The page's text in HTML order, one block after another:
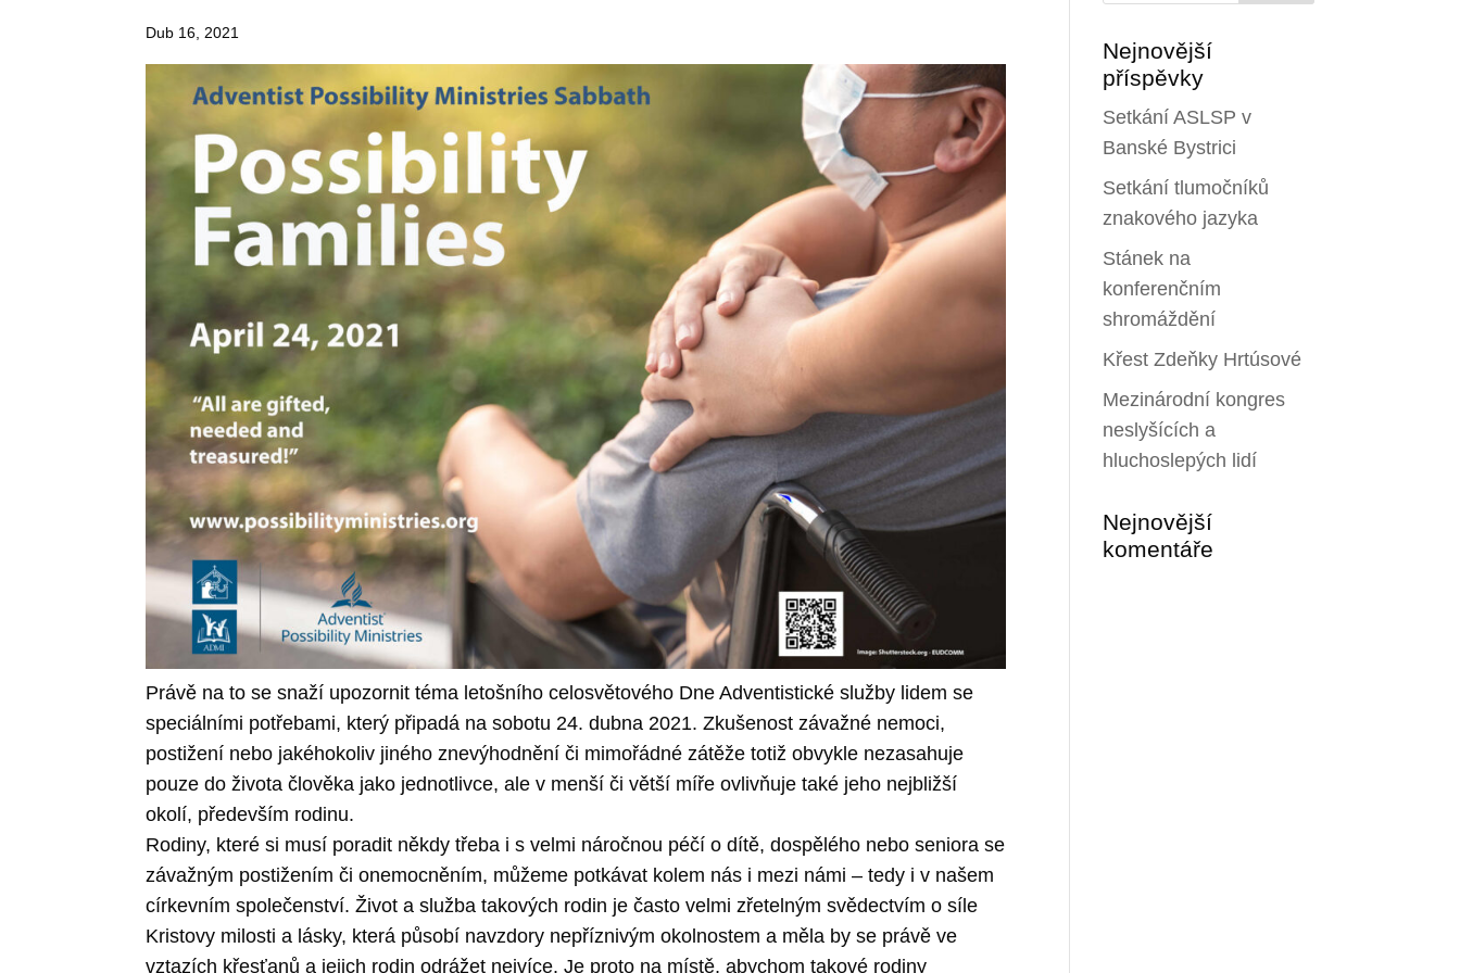
Dub 16, 2021
Právě na to se snaží upozornit téma letošního celosvětového Dne Adventistické služby lidem se
speciálními potřebami, který připadá na sobotu 24. dubna 2021. Zkušenost závažné nemoci,
postižení nebo jakéhokoliv jiného znevýhodnění či mimořádné zátěže totiž obvykle nezasahuje
pouze do života člověka jako jednotlivce, ale v menší či větší míře ovlivňuje také jeho nejbližší
okolí, především rodinu.
Rodiny, které si musí poradit někdy třeba i s velmi náročnou péčí o dítě, dospělého nebo seniora se
závažným postižením či onemocněním, můžeme potkávat kolem nás i mezi námi – tedy i v našem
církevním společenství. Život a služba takových rodin je často velmi zřetelným svědectvím o síle
Kristovy milosti a lásky, která působí navzdory nepříznivým okolnostem a měla by se právě ve
vztazích křesťanů a jejich rodin odrážet nejvíce. Je proto na místě, abychom takové rodiny
Nejnovější
příspěvky
Setkání ASLSP v
Banské Bystrici
Setkání tlumočníků
znakového jazyka
Stánek na
konferenčním
shromáždění
Křest Zdeňky Hrtúsové
Mezinárodní kongres
neslyšících a
hluchoslepých lidí
Nejnovější
komentáře